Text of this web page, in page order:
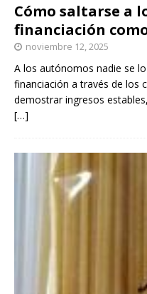
Cómo saltarse a
financiación
noviembre 12, 2025
A los autónomos nadie se
financiación a través de los
demostrar ingresos
[…]